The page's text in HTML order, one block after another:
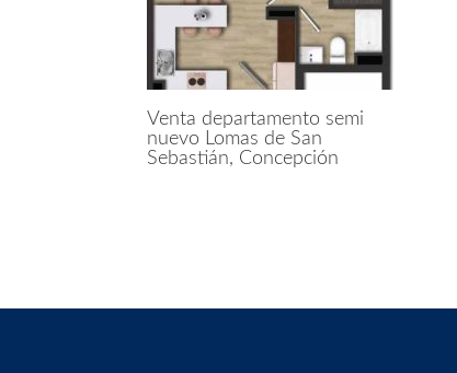
Venta departamento semi
nuevo Lomas de San
Sebastián, Concepción